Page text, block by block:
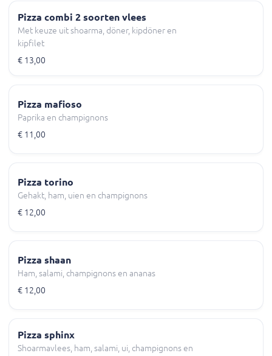
Pizza combi 2 soorten vlees
Met keuze uit shoarma, döner, kipdöner en
kipfilet
€ 13,00
Pizza mafioso
Paprika en champignons
€ 11,00
Pizza torino
Gehakt, ham, uien en champignons
€ 12,00
Pizza shaan
Ham, salami, champignons en ananas
€ 12,00
Pizza sphinx
Shoarmavlees, ham, salami, ui, champignons en